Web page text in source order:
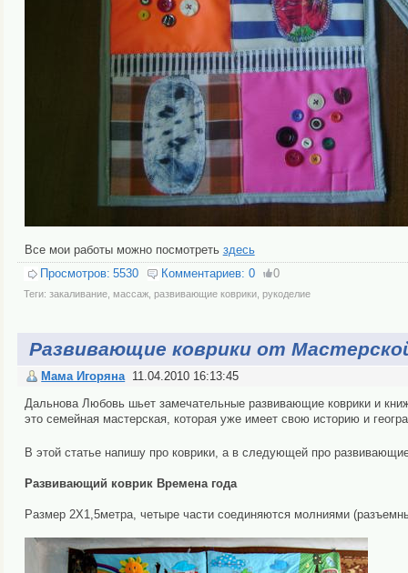
Все мои работы можно посмотреть здесь
Просмотров: 5530 Комментариев: 0 0
Теги: закаливание, массаж, развивающие коврики, рукоделие
Развивающие коврики от
Мама Игоряна 11.04.2010 16:13:45
Дальнова Любовь шьет замечательные развивающие коврики и
это семейная мастерская, которая уже имеет свою историю и
В этой статье напишу про коврики, а в следующей про
Развивающий коврик Времена года
Размер 2Х1,5метра, четыре части соединяются молниями